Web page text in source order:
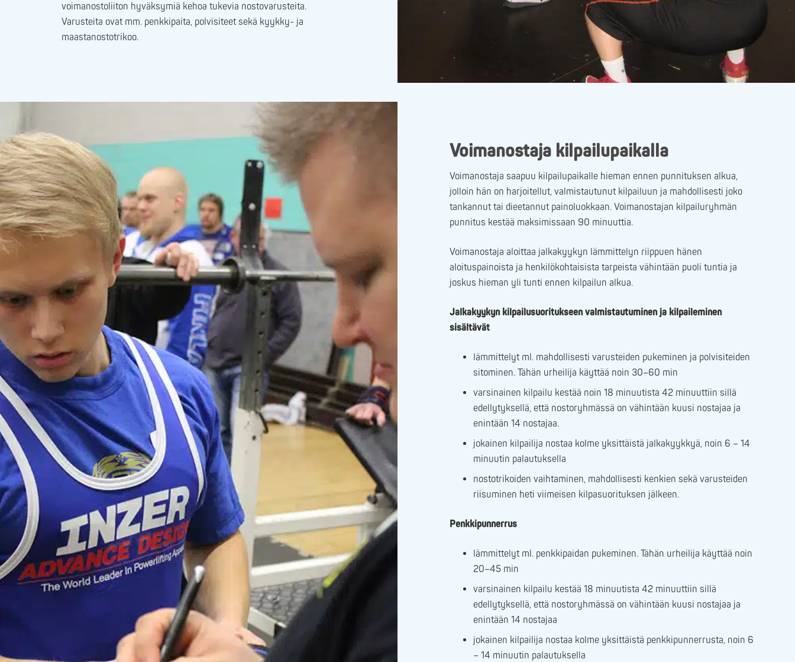
voimanostoliiton hyväksymiä kehoa tukevia nostovarusteita.
Varusteita ovat mm. penkkipaita, polvisiteet sekä kyykky- ja
maastanostotrikoo.
Voimanostaja kilpailupaikalla
Voimanostaja saapuu kilpailupaikalle hieman ennen punnituksen alkua,
jolloin hän on harjoitellut, valmistautunut kilpailuun ja mahdollisesti joko
tankannut tai dieetannut painoluokkaan. Voimanostajan kilpailuryhmän
punnitus kestää maksimissaan 90 minuuttia.
Voimanostaja aloittaa jalkakyykyn lämmittelyn riippuen hänen
aloituspainoista ja henkilökohtaisista tarpeista vähintään puoli tuntia ja
joskus hieman yli tunti ennen kilpailun alkua.
Jalkakyykyn kilpailusuoritukseen valmistautuminen ja kilpaileminen
sisältävät
lämmittelyt ml. mahdollisesti varusteiden pukeminen ja polvisiteiden
sitominen. Tähän urheilija käyttää noin 30–60 min
varsinainen kilpailu kestää noin 18 minuutista 42 minuuttiin sillä
edellytyksellä, että nostoryhmässä on vähintään kuusi nostajaa ja
enintään 14 nostajaa.
jokainen kilpailija nostaa kolme yksittäistä jalkakyykkyä, noin 6 – 14
minuutin palautuksella
nostotrikoiden vaihtaminen, mahdollisesti kenkien sekä varusteiden
riisuminen heti viimeisen kilpasuorituksen jälkeen.
Penkkipunnerrus
lämmittelyt ml. penkkipaidan pukeminen. Tähän urheilija käyttää noin
20–45 min
varsinainen kilpailu kestää 18 minuutista 42 minuuttiin sillä
edellytyksellä, että nostoryhmässä on vähintään kuusi nostajaa ja
enintään 14 nostajaa
jokainen kilpailija nostaa kolme yksittäistä penkkipunnerrusta, noin 6
– 14 minuutin palautuksella